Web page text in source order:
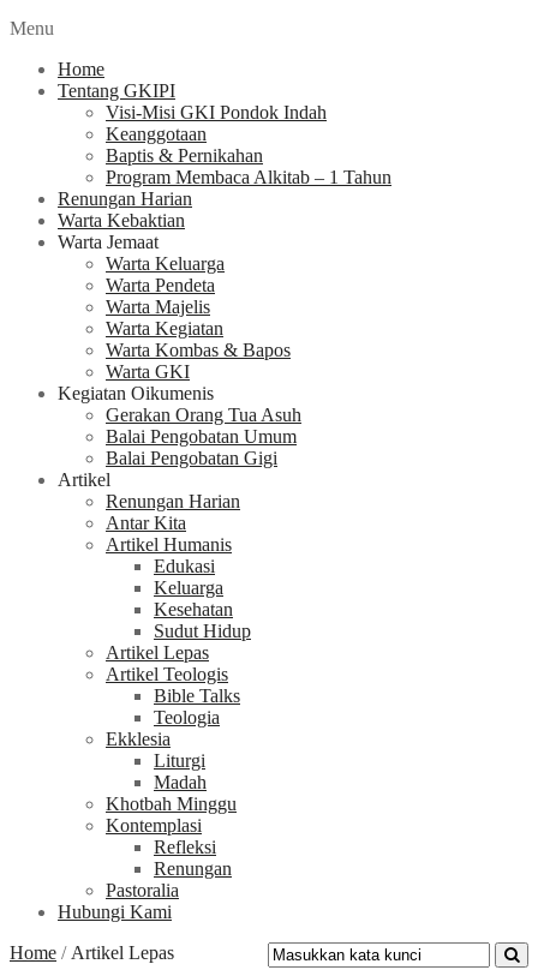
Menu
Home
Tentang GKIPI
Visi-Misi GKI Pondok Indah
Keanggotaan
Baptis & Pernikahan
Program Membaca Alkitab – 1 Tahun
Renungan Harian
Warta Kebaktian
Warta Jemaat
Warta Keluarga
Warta Pendeta
Warta Majelis
Warta Kegiatan
Warta Kombas & Bapos
Warta GKI
Kegiatan Oikumenis
Gerakan Orang Tua Asuh
Balai Pengobatan Umum
Balai Pengobatan Gigi
Artikel
Renungan Harian
Antar Kita
Artikel Humanis
Edukasi
Keluarga
Kesehatan
Sudut Hidup
Artikel Lepas
Artikel Teologis
Bible Talks
Teologia
Ekklesia
Liturgi
Madah
Khotbah Minggu
Kontemplasi
Refleksi
Renungan
Pastoralia
Hubungi Kami
Home / Artikel Lepas